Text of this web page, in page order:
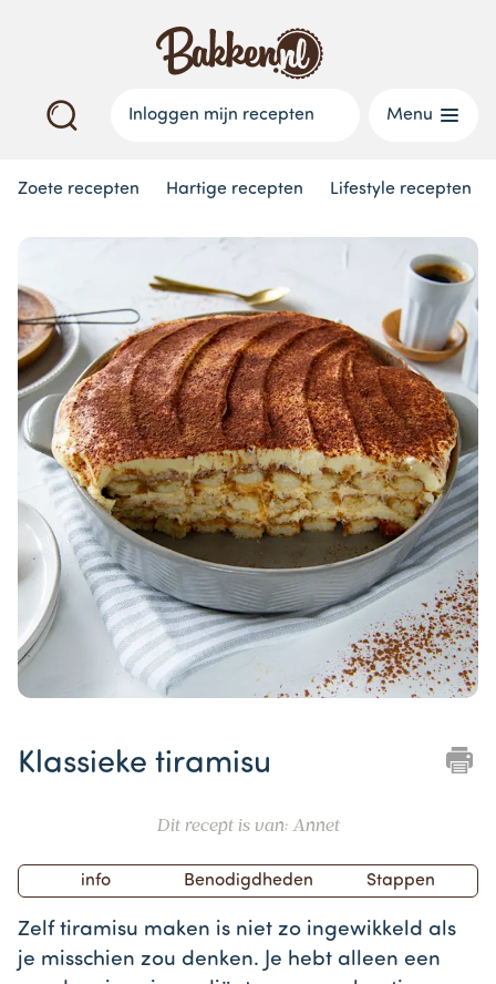
Inloggen mijn recepten Menu
Zoete recepten Hartige recepten Lifestyle recepten
Klassieke tiramisu
Dit recept is van: Annet
of
info Benodigdheden Stappen
Zelf tiramisu maken is niet zo ingewikkeld als
je misschien zou denken. Je hebt alleen een